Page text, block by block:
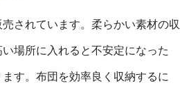
されています。柔らかい素材の収
場所に入れると不安定になった
す。布団を効率良く収納するに